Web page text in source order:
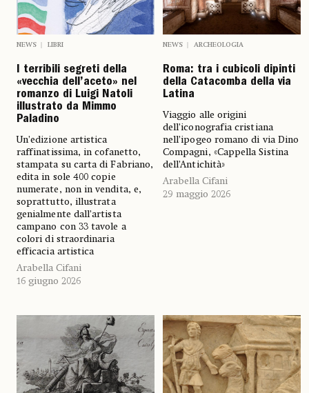
NEWS LIBRI
I terribili segreti della
«vecchia dell’aceto» nel
romanzo di Luigi Natoli
illustrato da Mimmo
Paladino
Un’edizione artistica
raffinatissima, in cofanetto,
stampata su carta di Fabriano,
edita in sole 400 copie
numerate, non in vendita, e,
soprattutto, illustrata
genialmente dall’artista
campano con 33 tavole a
colori di straordinaria
efficacia artistica
Arabella Cifani
16 giugno 2026
NEWS ARCHEOLOGIA
Roma: tra i cubicoli dipinti
della Catacomba della via
Latina
Viaggio alle origini
dell’iconografia cristiana
nell’ipogeo romano di via Dino
Compagni, «Cappella Sistina
dell’Antichità»
Arabella Cifani
29 maggio 2026